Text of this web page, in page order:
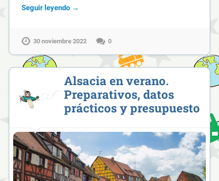
Seguir leyendo →
30 noviembre 2022 0
Alsacia en verano.
Preparativos, datos
prácticos y presupuesto